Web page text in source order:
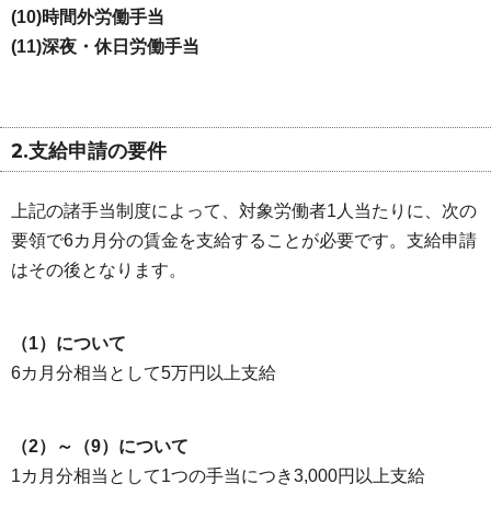
(10)時間外労働手当
(11)深夜・休日労働手当
2.支給申請の要件
上記の諸手当制度によって、対象労働者1人当たりに、次の
要領で6カ月分の賃金を支給することが必要です。支給申請
はその後となります。
（1）について
6カ月分相当として5万円以上支給
（2）～（9）について
1カ月分相当として1つの手当につき3,000円以上支給